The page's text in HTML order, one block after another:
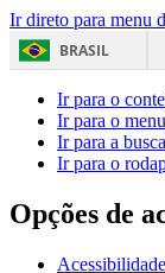
Ir direto para menu
BRASIL
Ir para o
Ir para o menu
Ir para a busca
Ir para o
Opções de
Acessibilidade